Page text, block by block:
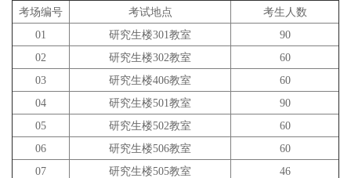
考场编号
考试地点
考生人数
01
研究生楼301教室
90
02
研究生楼302教室
60
03
研究生楼406教室
60
04
研究生楼501教室
90
05
研究生楼502教室
60
06
研究生楼506教室
60
07
研究生楼505教室
46